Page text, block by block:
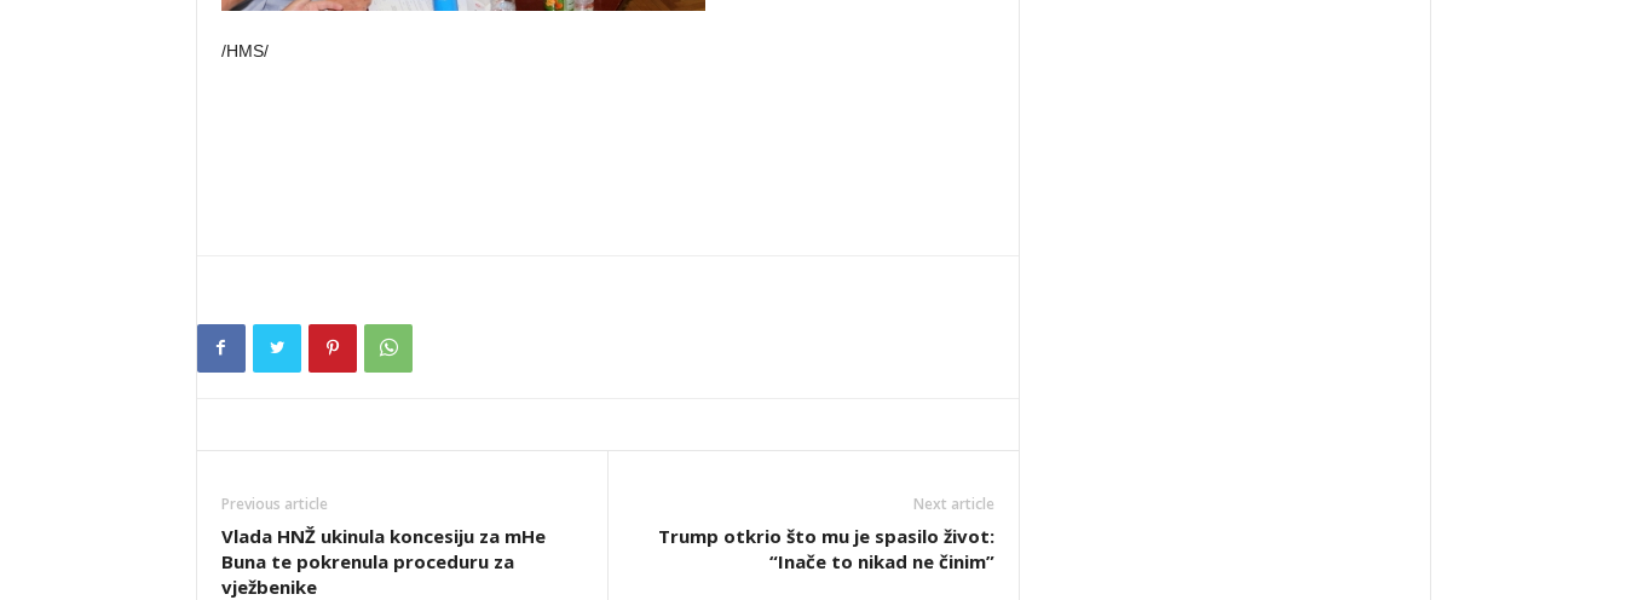
/HMS/
Previous article
Vlada HNŽ ukinula koncesiju za mHe
Buna te pokrenula proceduru za
vježbenike
Next article
Trump otkrio što mu je spasilo život:
“Inače to nikad ne činim”